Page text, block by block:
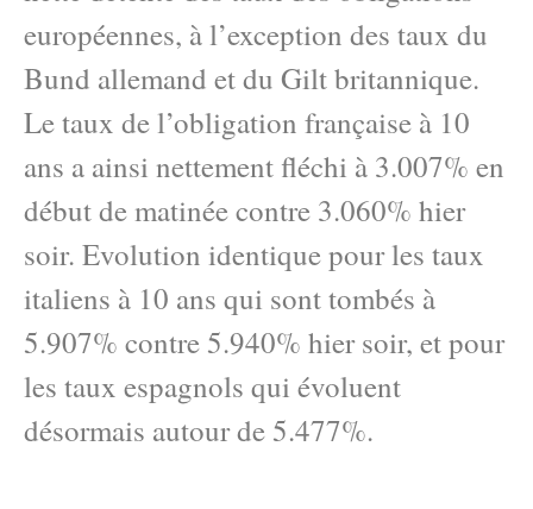
européennes, à l’exception des taux du
Bund allemand et du Gilt britannique.
Le taux de l’obligation française à 10
ans a ainsi nettement fléchi à 3.007% en
début de matinée contre 3.060% hier
soir. Evolution identique pour les taux
italiens à 10 ans qui sont tombés à
5.907% contre 5.940% hier soir, et pour
les taux espagnols qui évoluent
désormais autour de 5.477%.